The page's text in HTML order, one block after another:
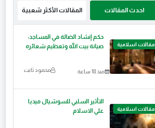
احدث المقالات المقالات الأكثر شعبية
مقالات اسلامية
حكم إنشاد الضالة في المساجد:
صيانة بيت الله وتعظيم شعائره
منذ 18 ساعة محمود ثابت
مقالات اسلامية
التأثير السلبي للسوشيال ميديا
علي الاسلام